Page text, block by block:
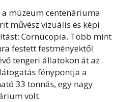
a múzeum centenáriuma
művész vizuális és képi
Cornucopia. Több mint
festett festményektől
tengeri állatokon át az
fénypontja a
33 tonnás, egy nagy
volt.